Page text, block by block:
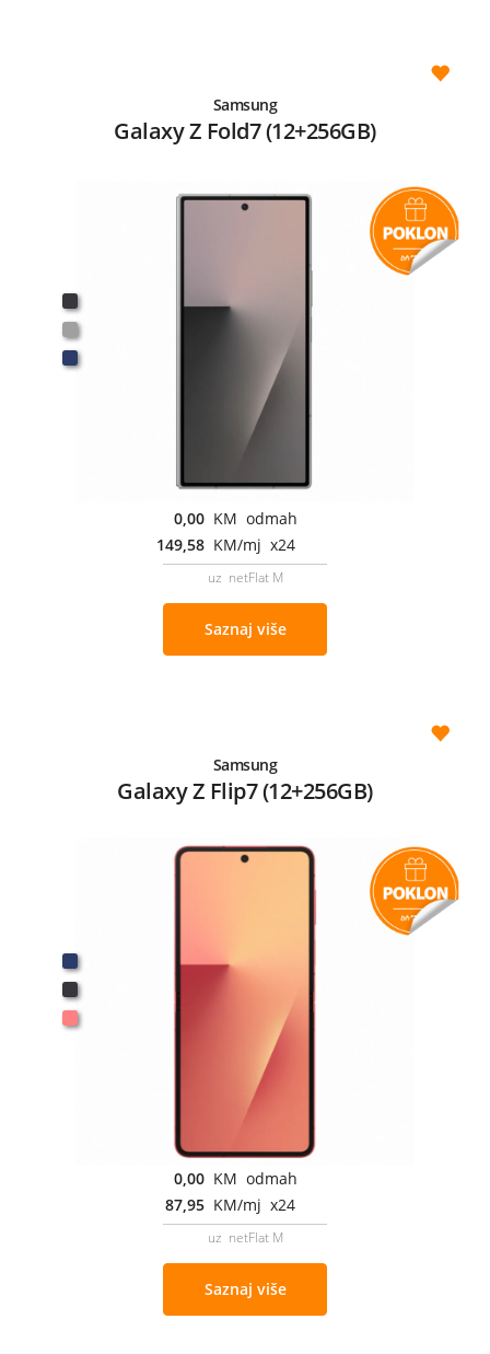
Samsung
Galaxy Z Fold7 (12+256GB)
0,00 KM odmah
149,58 KM/mj x24
uz netFlat M
Saznaj više
Samsung
Galaxy Z Flip7 (12+256GB)
0,00 KM odmah
87,95 KM/mj x24
uz netFlat M
Saznaj više